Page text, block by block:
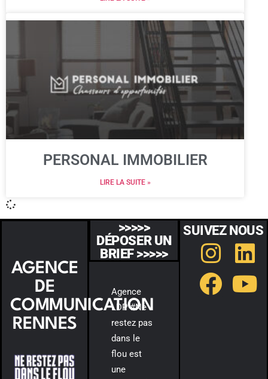
PERSONAL IMMOBILIER
LIRE LA SUITE »
AGENCE
DE
COMMUNICATION
RENNES
>>>>>
DÉPOSER UN
BRIEF >>>>>
Agence
LDP #Ne
restez pas
dans le
flou est
une
SUIVEZ NOUS